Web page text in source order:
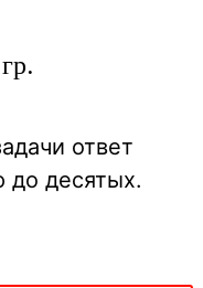
гр.
ответ
до десятых.